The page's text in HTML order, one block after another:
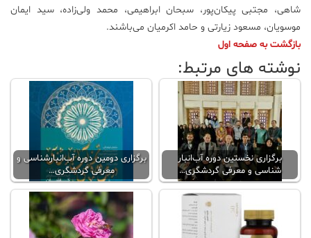
شاهی، مجتبی پیکان‌پور، سبحان ابراهیمی، محمد ولی‌زاده، سید ایمان
موسویان، مسعود زیارتی و حامد اکرمیان می‌باشند.
بازگشت به صفحه اول
نوشته های مرتبط:
برگزاری نخستین دوره آب‌انبار
شناسی و معرفی گردشگری…
برگزاری دومین دوره آب‌انبار‌شناسی و
معرفی گردشگری…